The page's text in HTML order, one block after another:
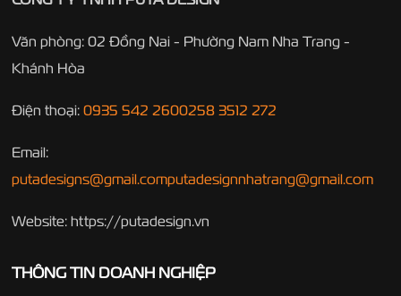
Văn phòng: 02 Đồng Nai - Phường Nam Nha Trang -
Khánh Hòa
Điện thoại: 0935 542 2600258 3512 272
Email:
putadesigns@gmail.computadesignnhatrang@gmail.com
Website: https://putadesign.vn
THÔNG TIN DOANH NGHIỆP